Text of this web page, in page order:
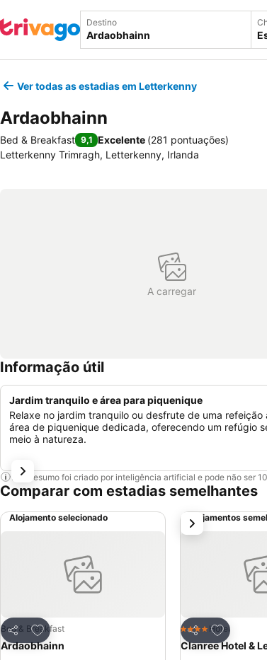
Destino
Ver todas as estadias em Letterkenny
Ardaobhainn
Bed & Breakfast 9,1 Excelente (281 pontuações)
Letterkenny Trimragh, Letterkenny, Irlanda
A carregar
Informação útil
Jardim tranquilo e área para piquenique
Relaxe no jardim tranquilo ou desfrute de uma refeição
área de piquenique dedicada, oferecendo um refúgio
meio à natureza.
Este resumo foi criado por inteligência artificial e pode não ser
Comparar com estadias semelhantes
Alojamento selecionado
Partilhar
Adicionar aos favoritos
Bed & Breakfast
Ardaobhainn
Alojamentos
Partilhar
Adicionar
4 EstrelasHotel
Clanree Hotel &
próximo